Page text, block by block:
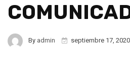
By admin septiembre 17, 2020